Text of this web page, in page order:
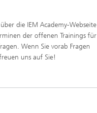
die IEM Academy-Webseite
der offenen Trainings für
Wenn Sie vorab Fragen
uns auf Sie!